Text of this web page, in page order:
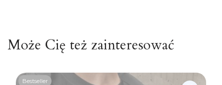
Może Cię też zainteresować
Bestseller